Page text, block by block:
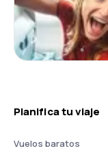
Planifica tu viaje
Vuelos baratos